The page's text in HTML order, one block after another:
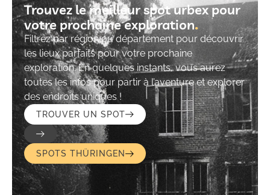
Trouvez le meilleur spot urbex pour
votre prochaine exploration​
Filtrez par région ou département pour découvrir
les lieux parfaits pour votre prochaine
exploration. En quelques instants, vous aurez
toutes les infos pour partir à l’aventure et explorer
des endroits uniques !
TROUVER UN SPOT
SPOTS THÜRINGEN